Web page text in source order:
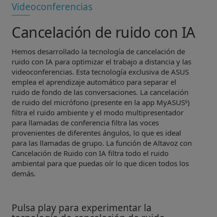
Videoconferencias
Cancelación de ruido con IA
Hemos desarrollado la tecnología de cancelación de
ruido con IA para optimizar el trabajo a distancia y las
videoconferencias. Esta tecnología exclusiva de ASUS
emplea el aprendizaje automático para separar el
ruido de fondo de las conversaciones. La cancelación
de ruido del micrófono (presente en la app MyASUS6)
filtra el ruido ambiente y el modo multipresentador
para llamadas de conferencia filtra las voces
provenientes de diferentes ángulos, lo que es ideal
para las llamadas de grupo. La función de Altavoz con
Cancelación de Ruido con IA filtra todo el ruido
ambiental para que puedas oír lo que dicen todos los
demás.
Pulsa play para experimentar la